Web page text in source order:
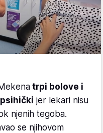
trpi bolove i
jer lekari nisu
njenih tegoba.
se njihovom